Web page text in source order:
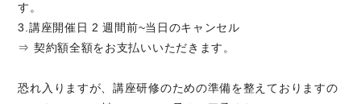
す。
3.講座開催日 2 週間前~当日のキャンセル
⇒ 契約額全額をお支払いいただきます。
恐れ入りますが、講座研修のための準備を整えておりますの